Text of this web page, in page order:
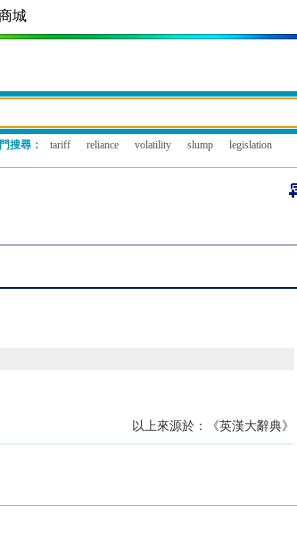
城
搜尋： tariff reliance volatility slump legislation
以上來源於：《英漢大辭典》